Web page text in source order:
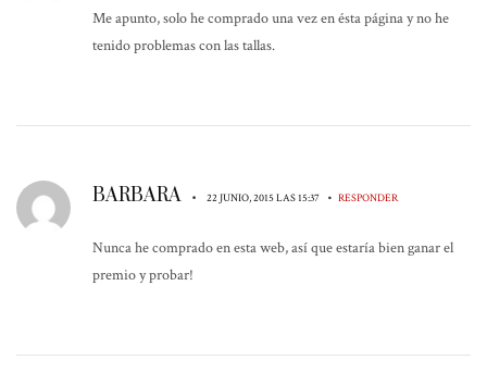
Me apunto, solo he comprado una vez en ésta página y no he
tenido problemas con las tallas.
BARBARA • 22 JUNIO, 2015 LAS 15:37 • RESPONDER
Nunca he comprado en esta web, así que estaría bien ganar el
premio y probar!